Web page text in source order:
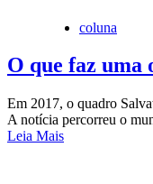
coluna
O que faz uma
Em 2017, o quadro
A notícia percorreu o
Leia Mais